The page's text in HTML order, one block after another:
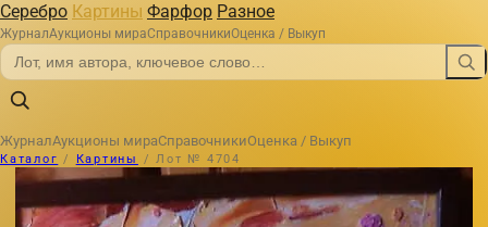
Серебро Картины Фарфор Разное
ЖурналАукционы мираСправочникиОценка / Выкуп
ЖурналАукционы мираСправочникиОценка / Выкуп
Каталог / Картины / Лот № 4704